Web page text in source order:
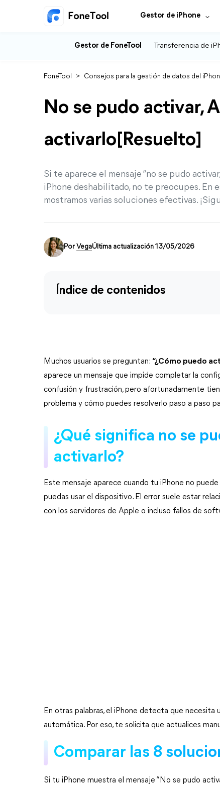
Gestor de iPhone
Gestor de FoneTool Transferencia de
FoneTool > Consejos para la gestión de datos del
No se pudo activar,
activarlo[Resuelto]
Si te aparece el mensaje “no se pudo
iPhone deshabilitado, no te preocupes. En
mostramos varias soluciones efectivas.
Por VegaÚltima actualización 13/05/2026
Índice de contenidos
Muchos usuarios se preguntan: “¿Cómo puedo
aparece un mensaje que impide completar la
confusión y frustración, pero afortunadamente
problema y cómo puedes resolverlo paso a paso
¿Qué significa no se
activarlo?
Este mensaje aparece cuando tu iPhone no
puedas usar el dispositivo. El error suele estar
con los servidores de Apple o incluso fallos de
En otras palabras, el iPhone detecta que necesita
automática. Por eso, te solicita que actualices
Comparar las 8
Si tu iPhone muestra el mensaje “No se pudo